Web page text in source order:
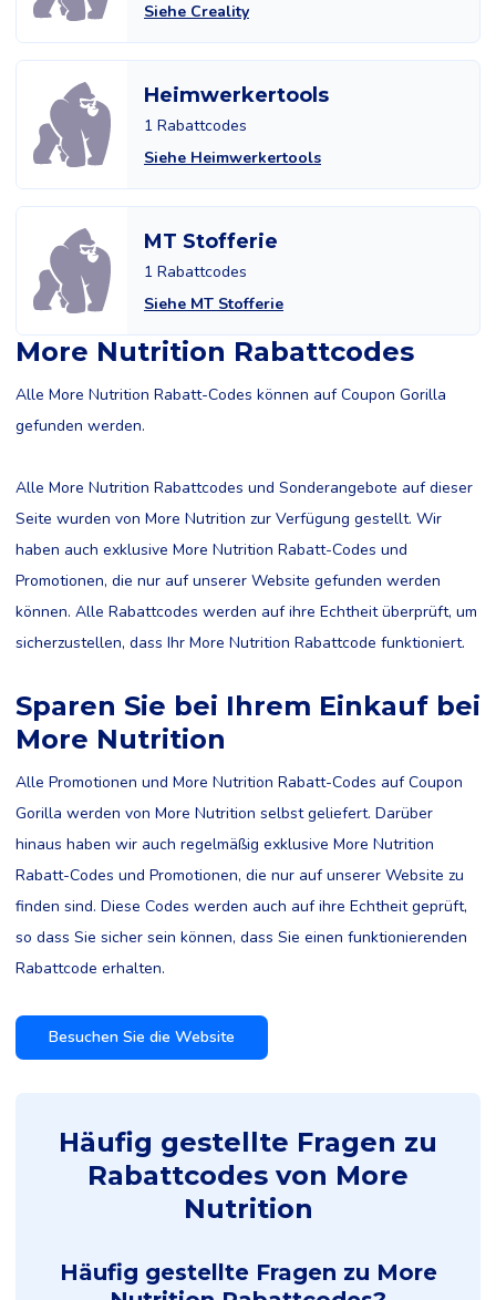
Siehe Creality
Heimwerkertools
1 Rabattcodes
Siehe Heimwerkertools
MT Stofferie
1 Rabattcodes
Siehe MT Stofferie
More Nutrition Rabattcodes
Alle More Nutrition Rabatt-Codes können auf Coupon Gorilla
gefunden werden.
Alle More Nutrition Rabattcodes und Sonderangebote auf dieser
Seite wurden von More Nutrition zur Verfügung gestellt. Wir
haben auch exklusive More Nutrition Rabatt-Codes und
Promotionen, die nur auf unserer Website gefunden werden
können. Alle Rabattcodes werden auf ihre Echtheit überprüft, um
sicherzustellen, dass Ihr More Nutrition Rabattcode funktioniert.
Sparen Sie bei Ihrem Einkauf bei
More Nutrition
Alle Promotionen und More Nutrition Rabatt-Codes auf Coupon
Gorilla werden von More Nutrition selbst geliefert. Darüber
hinaus haben wir auch regelmäßig exklusive More Nutrition
Rabatt-Codes und Promotionen, die nur auf unserer Website zu
finden sind. Diese Codes werden auch auf ihre Echtheit geprüft,
so dass Sie sicher sein können, dass Sie einen funktionierenden
Rabattcode erhalten.
Besuchen Sie die Website
Häufig gestellte Fragen zu
Rabattcodes von More
Nutrition
Häufig gestellte Fragen zu More